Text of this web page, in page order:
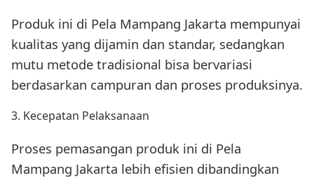
Produk ini di Pela Mampang Jakarta mempunyai
kualitas yang dijamin dan standar, sedangkan
mutu metode tradisional bisa bervariasi
berdasarkan campuran dan proses produksinya.
3. Kecepatan Pelaksanaan
Proses pemasangan produk ini di Pela
Mampang Jakarta lebih efisien dibandingkan